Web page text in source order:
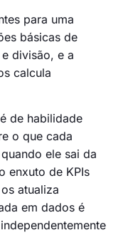
para uma
básicas de
divisão, e a
calcula
de habilidade
o que cada
ele sai da
enxuto de KPIs
atualiza
em dados é